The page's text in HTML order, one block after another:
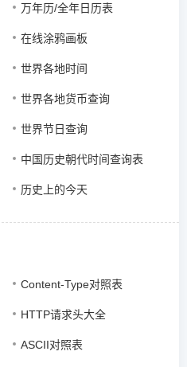
万年历/全年日历表
在线涂鸦画板
世界各地时间
世界各地货币查询
世界节日查询
中国历史朝代时间查询表
历史上的今天
Content-Type对照表
HTTP请求头大全
ASCII对照表